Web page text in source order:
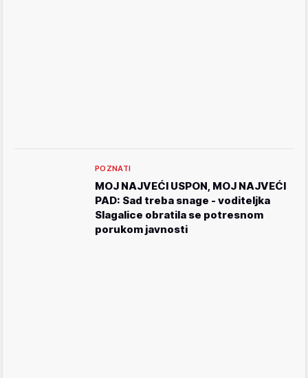
POZNATI
MOJ NAJVEĆI USPON, MOJ NAJVEĆI
PAD: Sad treba snage - voditeljka
Slagalice obratila se potresnom
porukom javnosti